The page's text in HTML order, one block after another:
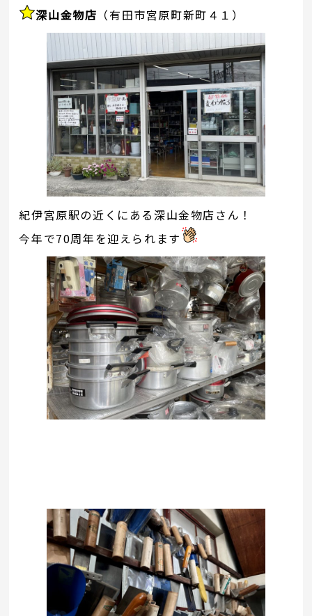
深山金物店 （有田市宮原町新町４１）
紀伊宮原駅の近くにある深山金物店さん！
今年で70周年を迎えられます